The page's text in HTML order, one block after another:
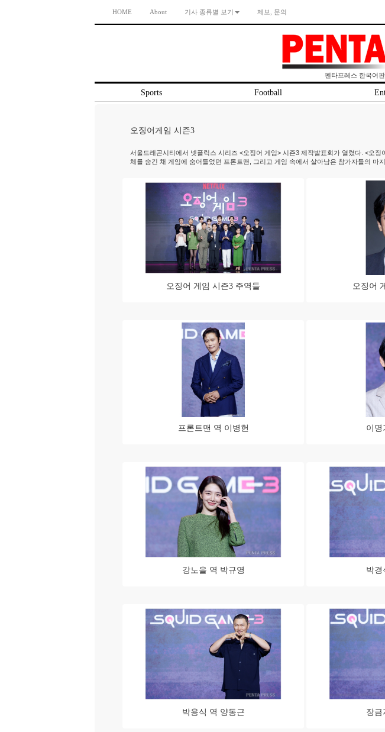
HOME About 기사 종류별 보기 제보, 문의
펜타프레스 한국어
Sports Football
오징어게임 시즌3
서울드래곤시티에서 넷플릭스 시리즈 <오징어 게임> 시즌3 제작발표회가 열렸다. <오
체를 숨긴 채 게임에 숨어들었던 프론트맨, 그리고 게임 속에서 살아남은 참가자들의 마
오징어 게임 시즌3 주역들 오징어
프론트맨 역 이병헌 이명
강노을 역 박규영 박경
박용식 역 양동근 장금